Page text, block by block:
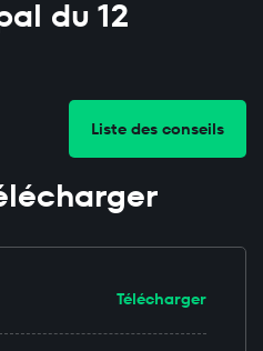
du 12
Liste des conseils
Télécharger